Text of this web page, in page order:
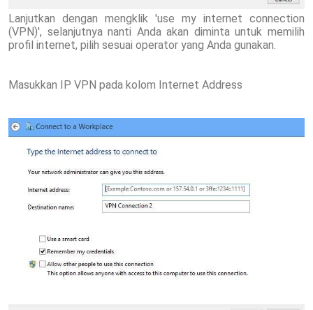
Lanjutkan dengan mengklik 'use my internet connection
(VPN)', selanjutnya nanti Anda akan diminta untuk memilih
profil internet, pilih sesuai operator yang Anda gunakan.
Masukkan IP VPN pada kolom Internet Address